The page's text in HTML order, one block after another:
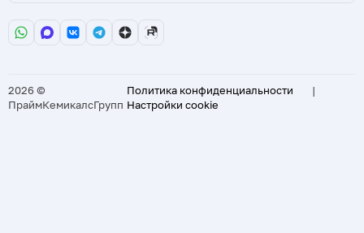
2026 ©
ПраймКемикалсГрупп
Политика конфиденциальности
|
Настройки cookie